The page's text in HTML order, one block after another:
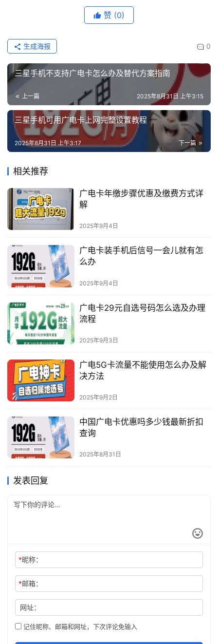
赞 (0)
0
生成海报
三星手机不支持广电卡怎么办及替代方案指南
上一篇 2025年8月31日 上午3:15
三星手机可用广电卡上网完整设置教程
下一篇
2025年8月31日 上午3:17
相关推荐
广电卡年缴步骤优惠及缴费方式详
解
2025年9月4日
广电卡装手机后信号一会儿就有怎
么办
2025年9月4日
广电卡29元自选号码怎么选及办理
流程
2025年9月3日
广电5G卡流量不能使用怎么办及解
决方法
2025年9月2日
中国广电卡优惠吗多少钱最新折扣
查询
2025年8月31日
发表回复
*昵称：
*邮箱：
网址：
记住昵称、邮箱和网址，下次评论免输入